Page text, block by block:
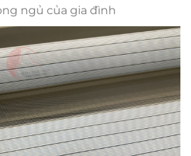
ngủ của gia đình